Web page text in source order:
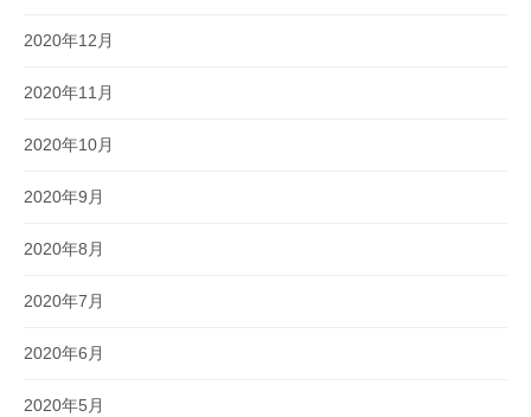
2020年12月
2020年11月
2020年10月
2020年9月
2020年8月
2020年7月
2020年6月
2020年5月